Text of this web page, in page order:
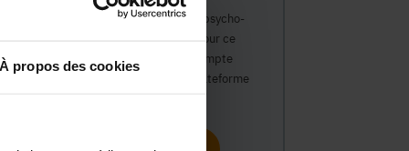
À propos des cookies
Vous travaillez déjà dans le secteur psycho-
médico-social ou avez un intérêt pour ce
secteur et souhaitez obtenir un compte
personnel pour interagir sur notre plateforme